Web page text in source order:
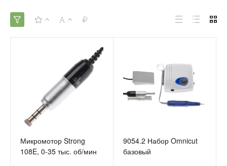
Микромотор Strong
108E, 0-35 тыс. об/мин
9054.2 Набор Omnicut
базовый